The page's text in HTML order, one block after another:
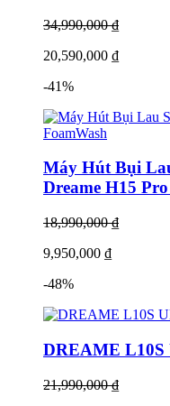
34,990,000 ₫
20,590,000 ₫
-41%
Máy Hút Bụi
Dreame H15
18,990,000 ₫
9,950,000 ₫
-48%
DREAME L10S
21,990,000 ₫